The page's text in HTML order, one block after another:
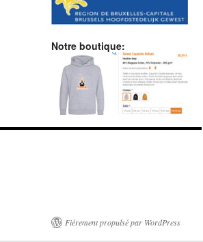
Notre boutique:
Fièrement propulsé par WordPress